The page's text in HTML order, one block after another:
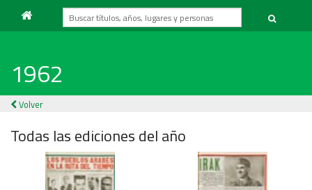
1962
Volver
Todas las ediciones del año